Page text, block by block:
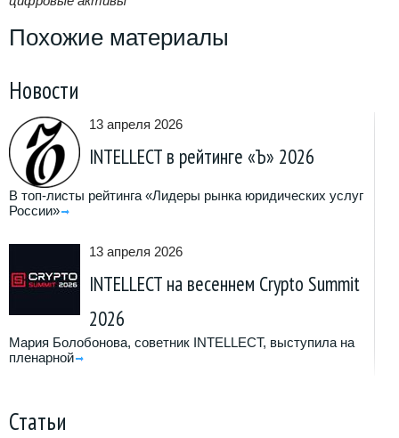
Похожие материалы
Новости
13 апреля 2026
INTELLECT в рейтинге «Ъ» 2026
В топ-листы рейтинга «Лидеры рынка юридических услуг
России»
13 апреля 2026
INTELLECT на весеннем Crypto Summit
2026
Мария Болобонова, советник INTELLECT, выступила на
пленарной
Статьи